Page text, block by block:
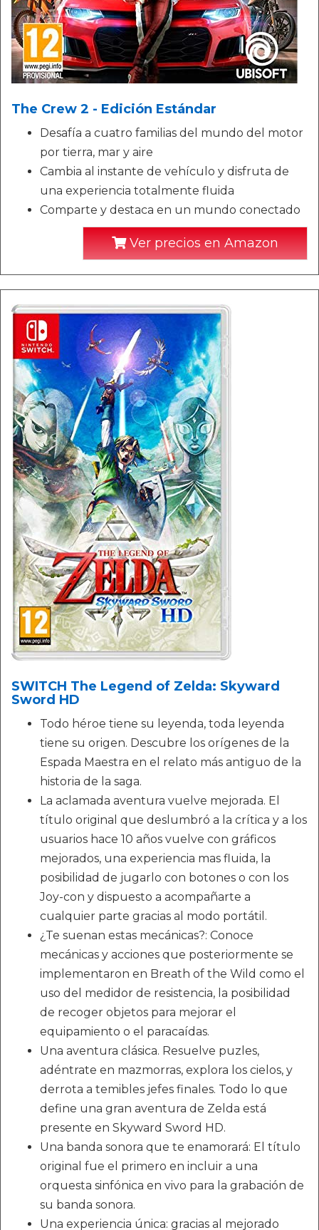
The Crew 2 - Edición Estándar
Desafía a cuatro familias del mundo del motor
por tierra, mar y aire
Cambia al instante de vehículo y disfruta de
una experiencia totalmente fluida
Comparte y destaca en un mundo conectado
Ver precios en Amazon
SWITCH The Legend of Zelda: Skyward
Sword HD
Todo héroe tiene su leyenda, toda leyenda
tiene su origen. Descubre los orígenes de la
Espada Maestra en el relato más antiguo de la
historia de la saga.
La aclamada aventura vuelve mejorada. El
título original que deslumbró a la crítica y a los
usuarios hace 10 años vuelve con gráficos
mejorados, una experiencia mas fluida, la
posibilidad de jugarlo con botones o con los
Joy-con y dispuesto a acompañarte a
cualquier parte gracias al modo portátil.
¿Te suenan estas mecánicas?: Conoce
mecánicas y acciones que posteriormente se
implementaron en Breath of the Wild como el
uso del medidor de resistencia, la posibilidad
de recoger objetos para mejorar el
equipamiento o el paracaídas.
Una aventura clásica. Resuelve puzles,
adéntrate en mazmorras, explora los cielos, y
derrota a temibles jefes finales. Todo lo que
define una gran aventura de Zelda está
presente en Skyward Sword HD.
Una banda sonora que te enamorará: El título
original fue el primero en incluir a una
orquesta sinfónica en vivo para la grabación de
su banda sonora.
Una experiencia única: gracias al mejorado